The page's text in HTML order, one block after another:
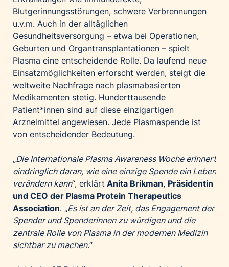
win2day
Wolt
woom bikes
Kontakt
Blutgerinnungsstörungen, schwere Verbrennungen
u.v.m. Auch in der alltäglichen
Gesundheitsversorgung – etwa bei Operationen,
Geburten und Organtransplantationen – spielt
Plasma eine entscheidende Rolle. Da laufend neue
Einsatzmöglichkeiten erforscht werden, steigt die
weltweite Nachfrage nach plasmabasierten
Medikamenten stetig. Hunderttausende
Patient*innen sind auf diese einzigartigen
Arzneimittel angewiesen. Jede Plasmaspende ist
von entscheidender Bedeutung.
„Die Internationale Plasma Awareness Woche erinnert
eindringlich daran, wie eine einzige Spende ein Leben
verändern kann“, erklärt Anita Brikman, Präsidentin
und CEO der Plasma Protein Therapeutics
Association. „Es ist an der Zeit, das Engagement der
Spender und Spenderinnen zu würdigen und die
zentrale Rolle von Plasma in der modernen Medizin
sichtbar zu machen.“